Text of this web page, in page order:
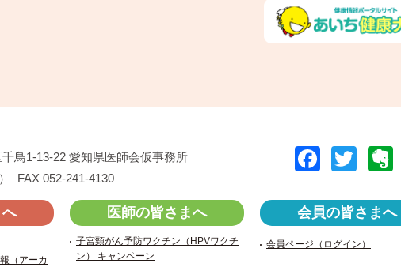
F
c
e
T
tt
er
鳥1-13-22 愛知県医師会仮事務所
FAX 052-241-4130
（アーカ
医師の皆さまへ
子宮頸がん予防ワクチン（HPVワクチ
ン） キャンペーン
会員の皆さまへ
会員ページ（ログイン）